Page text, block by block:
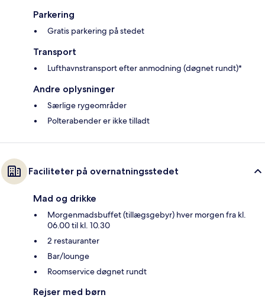
Parkering
Gratis parkering på stedet
Transport
Lufthavnstransport efter anmodning (døgnet rundt)*
Andre oplysninger
Særlige rygeområder
Polterabender er ikke tilladt
Faciliteter på overnatningsstedet
Mad og drikke
Morgenmadsbuffet (tillægsgebyr) hver morgen fra kl.
06.00 til kl. 10.30
2 restauranter
Bar/lounge
Roomservice døgnet rundt
Rejser med børn